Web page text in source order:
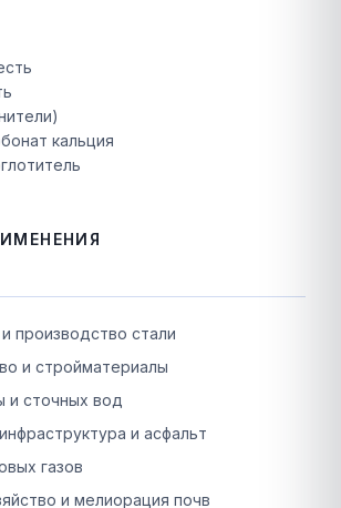
кальция
производство стали
и стройматериалы
и сточных вод
и асфальт
газов
и мелиорация почв